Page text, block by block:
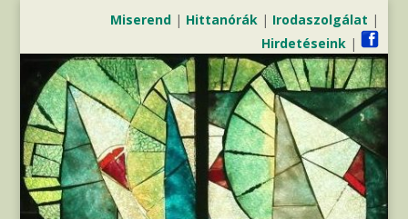
Miserend| Hittanórák| Irodaszolgálat |
Hirdetéseink|